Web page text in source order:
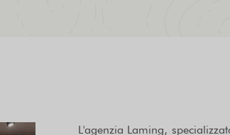
L'agenzia Laming,